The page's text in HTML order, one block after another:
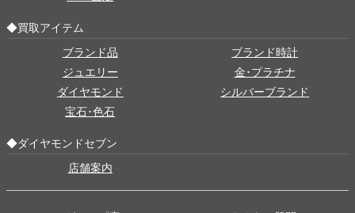
◆買取アイテム
ブランド品
ブランド時計
ジュエリー
金･プラチナ
ダイヤモンド
シルバーブランド
宝石･色石
◆ダイヤモンドセブン
店舗案内